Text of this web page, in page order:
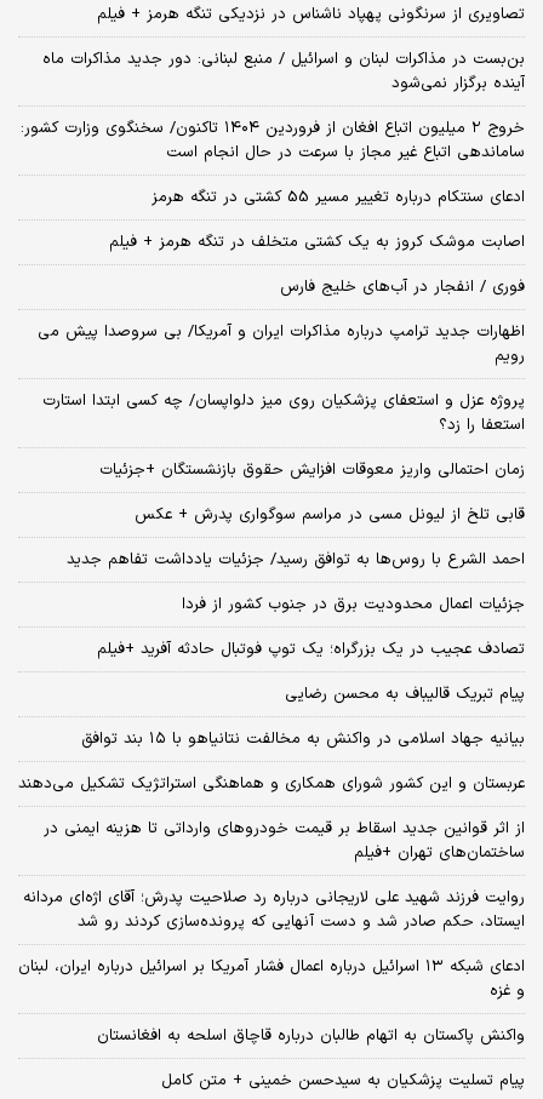
تصاویری از سرنگونی پهپاد ناشناس در نزدیکی تنگه هرمز + فیلم
بن‌بست در مذاکرات لبنان و اسرائیل / منبع لبنانی: دور جدید مذاکرات ماه
آینده برگزار نمی‌شود
خروج ۲ میلیون اتباع افغان از فروردین ۱۴۰۴ تاکنون/ سخنگوی وزارت کشور:
ساماندهی اتباع غیر مجاز با سرعت در حال انجام است
ادعای سنتکام درباره تغییر مسیر 55 کشتی در تنگه هرمز
اصابت موشک کروز به یک کشتی متخلف در تنگه هرمز + فیلم
فوری / انفجار در آب‌های خلیج فارس
اظهارات جدید ترامپ درباره مذاکرات ایران و آمریکا/ بی سروصدا پیش می
رویم
پروژه عزل و استعفای پزشکیان روی میز دلواپسان/ چه کسی ابتدا استارت
استعفا را زد؟
زمان احتمالی واریز معوقات افزایش حقوق بازنشستگان +جزئیات
قابی تلخ از لیونل مسی در مراسم سوگواری پدرش + عکس
احمد الشرع با روس‌ها به توافق رسید/ جزئیات یادداشت تفاهم جدید
جزئیات اعمال محدودیت برق در جنوب کشور از فردا
تصادف عجیب در یک بزرگراه؛ یک توپ فوتبال حادثه‌ آفرید +فیلم
پیام تبریک قالیباف به محسن رضایی
بیانیه جهاد اسلامی در واکنش به مخالفت نتانیاهو با ۱۵ بند توافق
عربستان و این کشور شورای همکاری و هماهنگی استراتژیک تشکیل می‌دهند
از اثر قوانین جدید اسقاط بر قیمت خودروهای وارداتی تا هزینه ایمنی در
ساختمان‌های تهران +فیلم
روایت فرزند شهید علی لاریجانی درباره رد صلاحیت پدرش؛ آقای اژه‌ای مردانه
ایستاد، حکم صادر شد و دست آنهایی که پرونده‌سازی کردند رو شد
ادعای شبکه ۱۳ اسرائیل درباره اعمال فشار آمریکا بر اسرائیل درباره ایران، لبنان
و غزه
واکنش پاکستان به اتهام طالبان درباره قاچاق اسلحه به افغانستان
پیام تسلیت پزشکیان به سیدحسن خمینی + متن کامل